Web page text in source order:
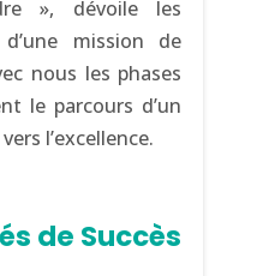
», dévoile les
mission de
nous les phases
le parcours d’un
l’excellence.
de Succès